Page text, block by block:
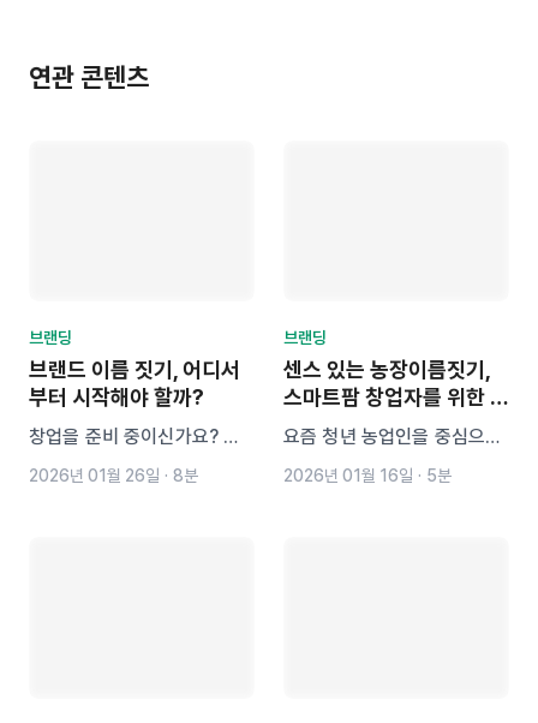
연관 콘텐츠
브랜딩
브랜드 이름 짓기, 어디서
부터 시작해야 할까?
창업을 준비 중이신가요? 브
랜드 이름 짓기가 막막하다면,
2026년 01월 26일 · 8분
브랜딩
센스 있는 농장이름짓기,
스마트팜 창업자를 위한 상
호명 작명 팁
요즘 청년 농업인을 중심으로
스마트팜 창업이 늘어나면서,
2026년 01월 16일 · 5분